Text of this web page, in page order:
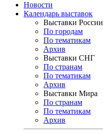
Новости
Календарь выставок
Выставки России
По городам
По тематикам
Архив
Выставки СНГ
По странам
По тематикам
Архив
Выставки Мира
По странам
По тематикам
Архив